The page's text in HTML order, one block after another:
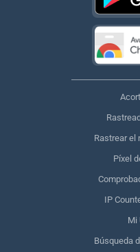
Rastrear el
Píxel
IP
Mi
Búsqueda